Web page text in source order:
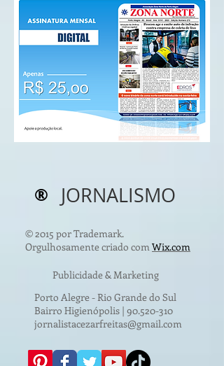
® JORNALISMO
© 2015 por Trademark.
Orgulhosamente criado comWix.com
Publicidade & Marketing
Porto Alegre - Rio Grande do Sul
Bairro Higienópolis | 90.520-310
jornalistacezarfreitas@gmail.com